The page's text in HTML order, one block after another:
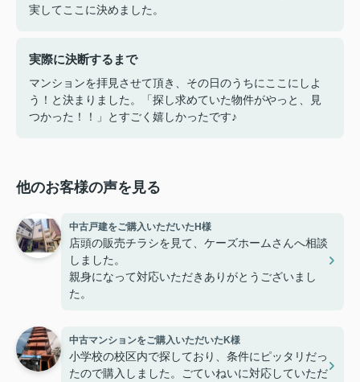
実してここに決めました。
実際に決断するまで
マンションを拝見させて頂き、その日のうちにここにしよ
う！と決まりました。「探し求めていた物件がやっと、見
つかった！！」とすごく嬉しかったです♪
他のお客様の声を見る
中古戸建をご購入いただいたH様
店頭の販売チラシを見て、ケーズホームさんへ相談
しました。
親身になって対応いただきありがとうございまし
た。
中古マンションをご購入いただいたK様
小学校の校区内で探しており、条件にピッタリだっ
たので購入しました。ごていねいに対応していただ